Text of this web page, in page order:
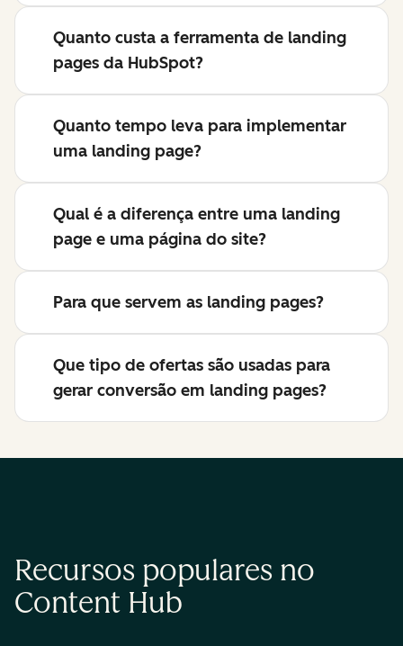
Quanto custa a ferramenta de landing
pages da HubSpot?
Quanto tempo leva para implementar
uma landing page?
Qual é a diferença entre uma landing
page e uma página do site?
Para que servem as landing pages?
Que tipo de ofertas são usadas para
gerar conversão em landing pages?
Recursos populares no
Content Hub